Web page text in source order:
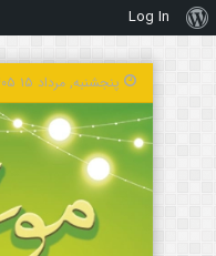
درباره
وردپرس
Log In
پنجشنبه, مرداد ۱۵ ۱۴۰۵